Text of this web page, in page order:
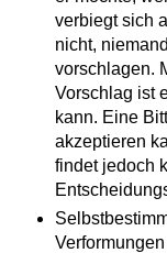
verbiegt sich
nicht,
vorschlagen.
Vorschlag ist
kann. Eine
akzeptieren
findet jedoch